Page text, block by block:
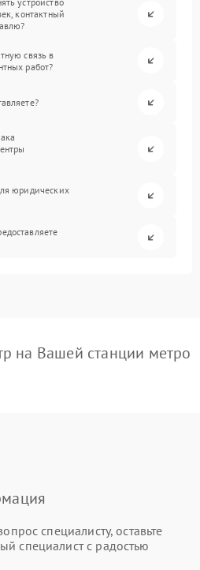
контактный
связь в
работ?
юридических
на Вашей станции метро
специалисту, оставьте
специалист с радостью